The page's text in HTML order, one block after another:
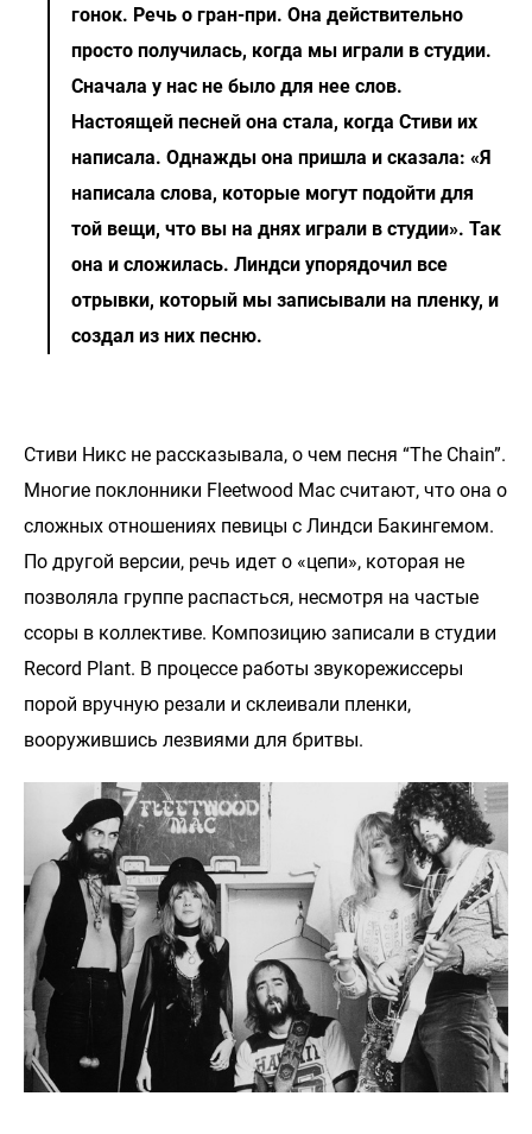
гонок. Речь о гран-при. Она действительно
просто получилась, когда мы играли в студии.
Сначала у нас не было для нее слов.
Настоящей песней она стала, когда Стиви их
написала. Однажды она пришла и сказала: «Я
написала слова, которые могут подойти для
той вещи, что вы на днях играли в студии». Так
она и сложилась. Линдси упорядочил все
отрывки, который мы записывали на пленку, и
создал из них песню.
Стиви Никс не рассказывала, о чем песня “The Chain”.
Многие поклонники Fleetwood Mac считают, что она о
сложных отношениях певицы с Линдси Бакингемом.
По другой версии, речь идет о «цепи», которая не
позволяла группе распасться, несмотря на частые
ссоры в коллективе. Композицию записали в студии
Record Plant. В процессе работы звукорежиссеры
порой вручную резали и склеивали пленки,
вооружившись лезвиями для бритвы.